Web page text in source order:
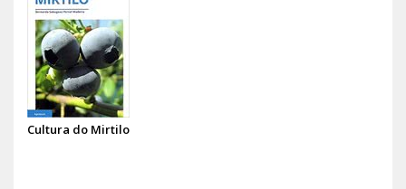
Cultura do Mirtilo